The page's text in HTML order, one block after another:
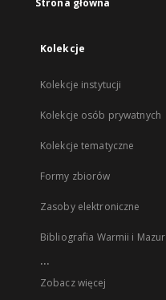
Strona główna
Kolekcje
Kolekcje instytucji
Kolekcje osób prywatnych
Kolekcje tematyczne
Formy zbiorów
Zasoby elektroniczne
Bibliografia Warmii i Mazur
...
Zobacz więcej